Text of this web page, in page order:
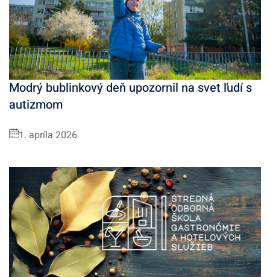
Modrý bublinkový deň upozornil na svet ľudí s
autizmom
1. apríla 2026